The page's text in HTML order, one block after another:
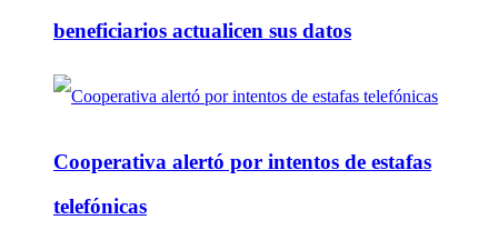
beneficiarios actualicen sus datos
Cooperativa alertó por intentos de estafas
telefónicas